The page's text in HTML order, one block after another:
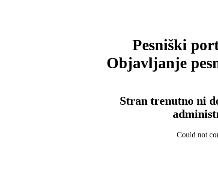
Pesniški
Objavljanje
Stran trenutno ni
Could not